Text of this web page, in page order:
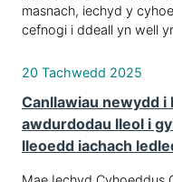
masnach, iechyd y
cefnogi i ddeall yn well
20 Tachwedd 2025
Canllawiau newydd i
awdurdodau lleol i
lleoedd iachach